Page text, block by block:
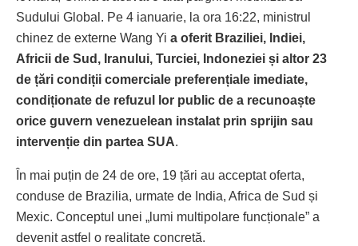
Sudului Global. Pe 4 ianuarie, la ora 16:22, ministrul
chinez de externe Wang Yi a oferit Braziliei, Indiei,
Africii de Sud, Iranului, Turciei, Indoneziei și altor 23
de țări condiții comerciale preferențiale imediate,
condiționate de refuzul lor public de a recunoaște
orice guvern venezuelean instalat prin sprijin sau
intervenție din partea SUA.
În mai puțin de 24 de ore, 19 țări au acceptat oferta,
conduse de Brazilia, urmate de India, Africa de Sud și
Mexic. Conceptul unei „lumi multipolare funcționale” a
devenit astfel o realitate concretă.